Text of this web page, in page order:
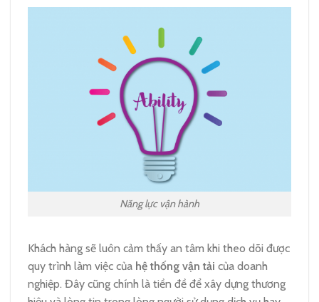
Năng lực vận hành
Khách hàng sẽ luôn cảm thấy an tâm khi theo dõi được
quy trình làm việc của hệ thống vận tải của doanh
nghiệp. Đây cũng chính là tiền đề để xây dựng thương